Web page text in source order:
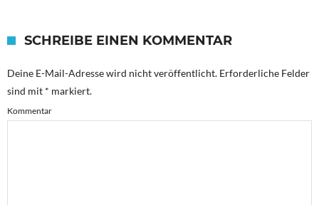
SCHREIBE EINEN KOMMENTAR
Deine E-Mail-Adresse wird nicht veröffentlicht. Erforderliche Felder
sind mit * markiert.
Kommentar